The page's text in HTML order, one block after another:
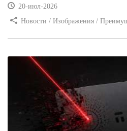
20-июл-2026
Новости / Изображения /